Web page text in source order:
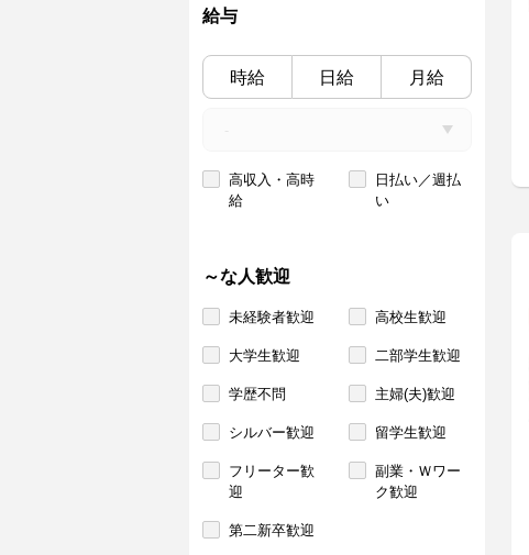
給与
時給 日給 月給
高収入・高時
給
日払い／週払
い
～な人歓迎
未経験者歓迎 高校生歓迎
大学生歓迎 二部学生歓迎
学歴不問 主婦(夫)歓迎
シルバー歓迎 留学生歓迎
フリーター歓
迎
副業・Ｗワー
ク歓迎
第二新卒歓迎